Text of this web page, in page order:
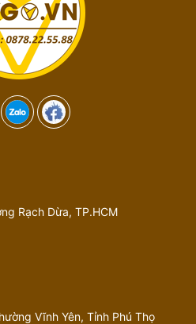
Rạch Dừa, TP.HCM
Vĩnh Yên, Tỉnh Phú Thọ